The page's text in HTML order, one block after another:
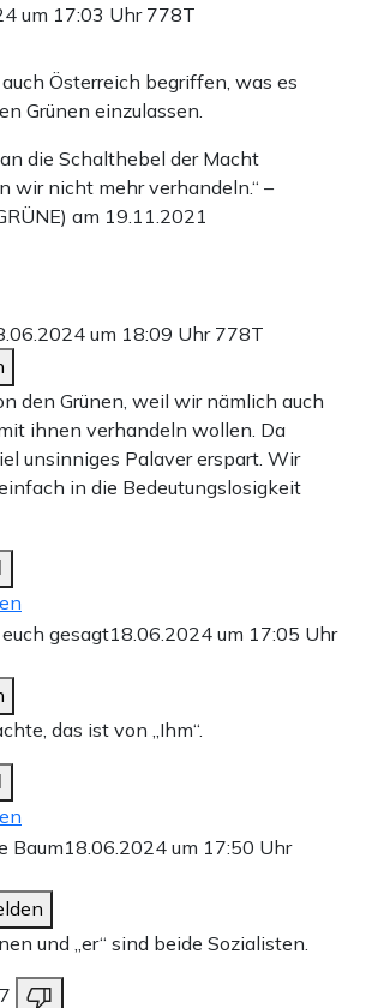
um 17:03 Uhr 778T
Österreich begriffen, was es
Grünen einzulassen.
an die Schalthebel der Macht
wir nicht mehr verhandeln.“ –
am 19.11.2021
um 18:09 Uhr 778T
den Grünen, weil wir nämlich auch
ihnen verhandeln wollen. Da
unsinniges Palaver erspart. Wir
in die Bedeutungslosigkeit
gesagt18.06.2024 um 17:05 Uhr
das ist von „Ihm“.
Baum18.06.2024 um 17:50 Uhr
und „er“ sind beide Sozialisten.